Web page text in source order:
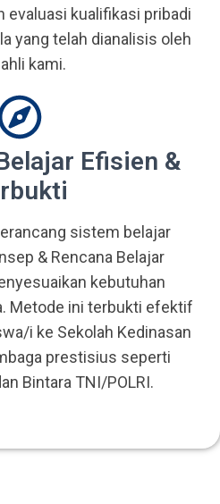
evaluasi kualifikasi pribadi
yang telah dianalisis oleh
kami.
Efisien &
sistem belajar
& Rencana Belajar
kebutuhan
Metode ini terbukti efektif
i ke Sekolah Kedinasan
prestisius seperti
Bintara TNI/POLRI.